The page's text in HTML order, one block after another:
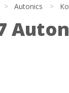
> Autonics >